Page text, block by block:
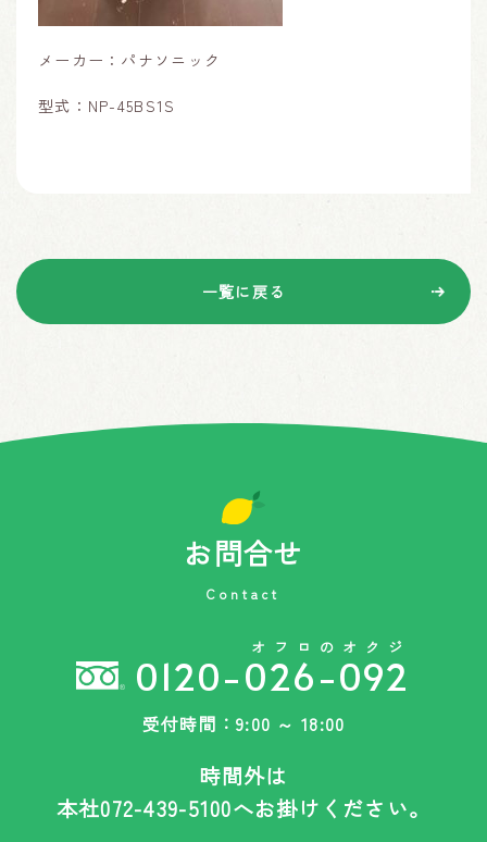
メーカー：パナソニック
型式：NP-45BS1S
一覧に戻る
お問合せ
Contact
オフロのオクジ
0120-026-092
受付時間：9:00 ～ 18:00
時間外は
本社072-439-5100へお掛けください。